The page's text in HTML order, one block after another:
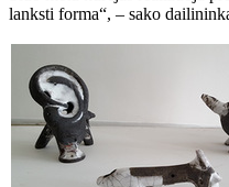
lanksti forma“, – sako